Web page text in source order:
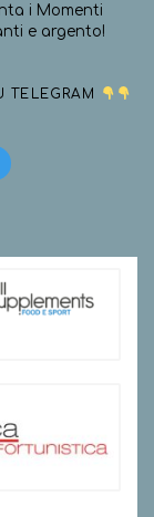
i Momenti
e argento!